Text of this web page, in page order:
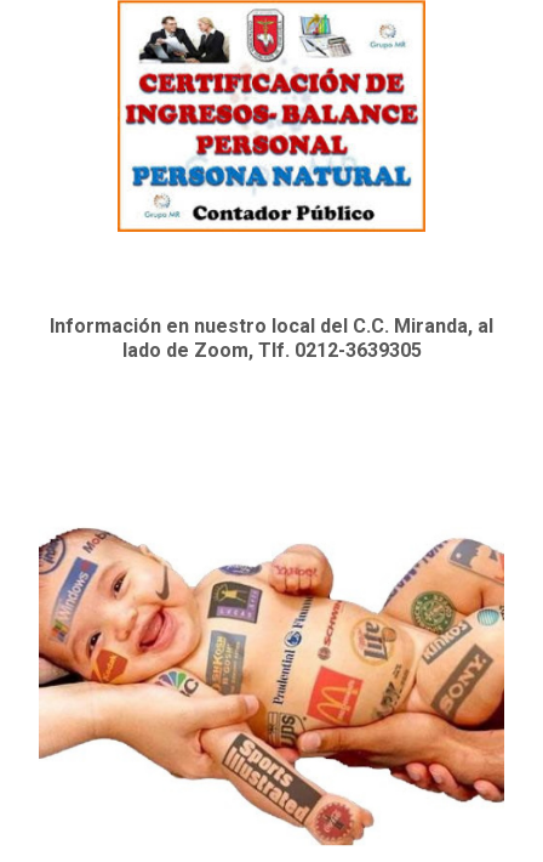
Información en nuestro local del C.C. Miranda, al
lado de Zoom, Tlf. 0212-3639305